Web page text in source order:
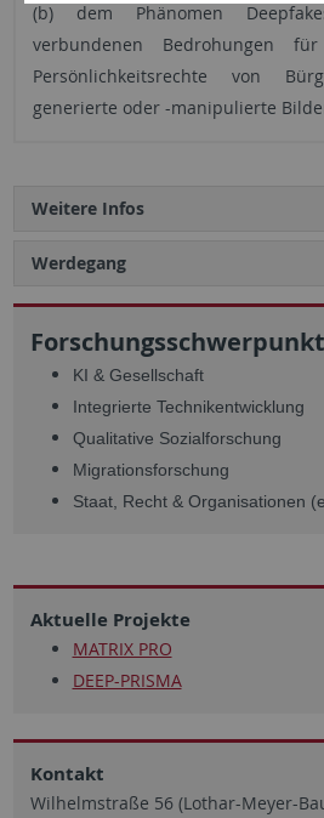
(b) dem Phänomen
verbundenen Bedrohungen
Persönlichkeitsrechte von
generierte oder -manipulierte
Weitere Infos
Werdegang
KI & Gesellschaft
Integrierte Technikentwicklung
Qualitative Sozialforschung
Migrationsforschung
Staat, Recht & Organisationen
Aktuelle Projekte
MATRIX PRO
DEEP-PRISMA
Kontakt
Wilhelmstraße 56 (Lothar-Meyer-